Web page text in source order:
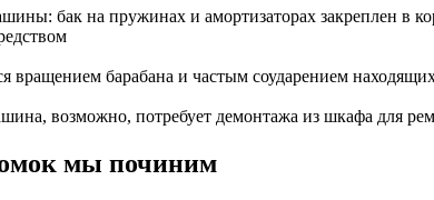
бак на пружинах и амортизаторах закреплен в
вращением барабана и частым соударением
возможно, потребует демонтажа из шкафа для
мы починим